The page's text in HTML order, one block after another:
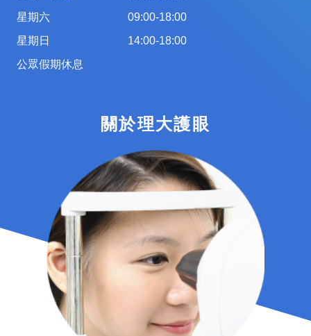
星期六
星期日
公眾假期休息
09:00-18:00
14:00-18:00
關於理大護眼